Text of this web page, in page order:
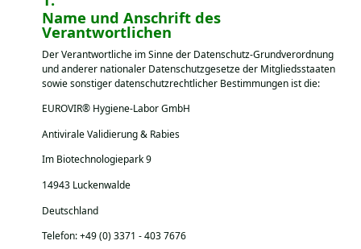
Name und Anschrift des
Verantwortlichen
Der Verantwortliche im Sinne der Datenschutz-Grundverordnung
und anderer nationaler Datenschutzgesetze der Mitgliedsstaaten
sowie sonstiger datenschutzrechtlicher Bestimmungen ist die:
EUROVIR® Hygiene-Labor GmbH
Antivirale Validierung & Rabies
Im Biotechnologiepark 9
14943 Luckenwalde
Deutschland
Telefon: +49 (0) 3371 - 403 7676